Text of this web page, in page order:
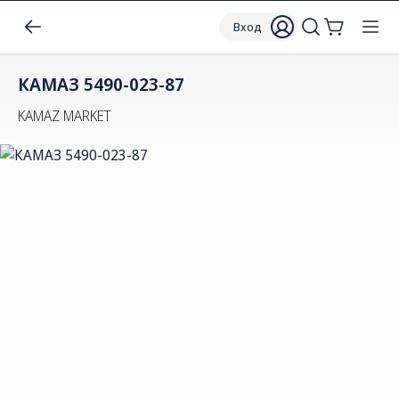
Вход
КАМАЗ 5490-023-87
KAMAZ MARKET